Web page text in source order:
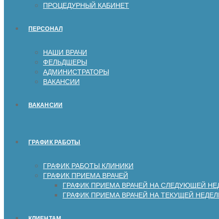
ПРОЦЕДУРНЫЙ КАБИНЕТ
ПЕРСОНАЛ
НАШИ ВРАЧИ
ФЕЛЬДШЕРЫ
АДМИНИСТРАТОРЫ
ВАКАНСИИ
ВАКАНСИИ
ГРАФИК РАБОТЫ
ГРАФИК РАБОТЫ КЛИНИКИ
ГРАФИК ПРИЕМА ВРАЧЕЙ
ГРАФИК ПРИЕМА ВРАЧЕЙ НА СЛЕДУЮЩЕЙ
ГРАФИК ПРИЕМА ВРАЧЕЙ НА ТЕКУЩЕЙ